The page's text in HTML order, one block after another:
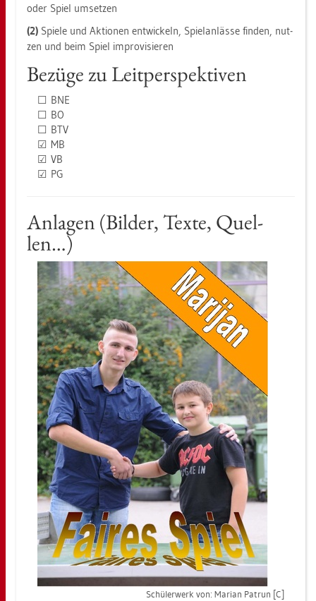
oder Spiel um­set­zen
(2) Spie­le und Ak­tio­nen ent­wi­ckeln, Spiel­an­läs­se fin­den, nut­
zen und beim Spiel im­pro­vi­sie­ren
Be­zü­ge zu Leit­per­spek­ti­ven
☐ BNE
☐ BO
☐ BTV
☑ MB
☑ VB
☑ PG
An­la­gen (Bil­der, Texte, Quel­
len…)
Schü­ler­werk von: Ma­ri­an Pa­trun [C]